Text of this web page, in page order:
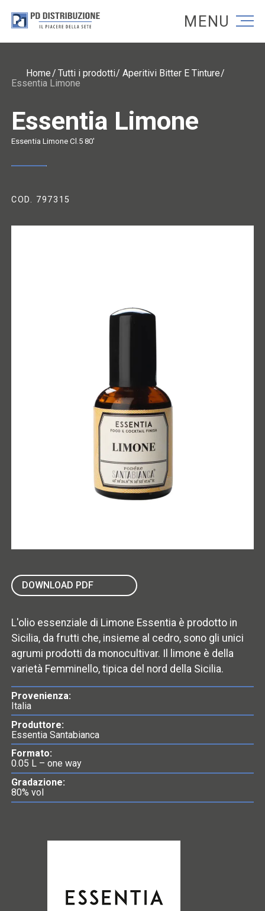
Torna alla homepage
Home Tutti i prodotti
Aperitivi Bitter E Tinture
Essentia Limone
Essentia Limone
Essentia Limone Cl.5 80'
COD. 797315
DOWNLOAD PDF
L'olio essenziale di Limone Essentia è prodotto in
Sicilia, da frutti che, insieme al cedro, sono gli unici
agrumi prodotti da monocultivar. Il limone è della
varietà Femminello, tipica del nord della Sicilia.
Provenienza:
Italia
Produttore:
Essentia Santabianca
Formato:
0.05 L – one way
Gradazione:
80% vol